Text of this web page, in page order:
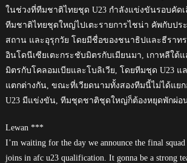
ในช่วงที่ทีมชาติไทยชุด U23 กำลังแข่งขันรอบคัดเ
ทีมชาติไทยชุดใหญ่ไปเตะรายการไชน่า คัพกับปร
สถาน และอุรุกวัย โดยมีชื่อของชนาธิปและธีรา
อินโดนีเซียเตะกระชับมิตรกับเมียนมา, เกาหลีใต้
มิตรกับโคลอมเบียและโบลิเวีย, โดยทีมชุด U23
แตกต่างกัน, ขณะที่เวียดนามทั้งสองทีมนี้ไม่ได้แยก
U23 มีแข่งขัน, ทีมชุดชาติชุดใหญ่ก็ต้องหยุดพักผ่อ
Lewan ***
I’m waiting for the day we announce the final
joins in afc u23 qualification. It gonna be a strong